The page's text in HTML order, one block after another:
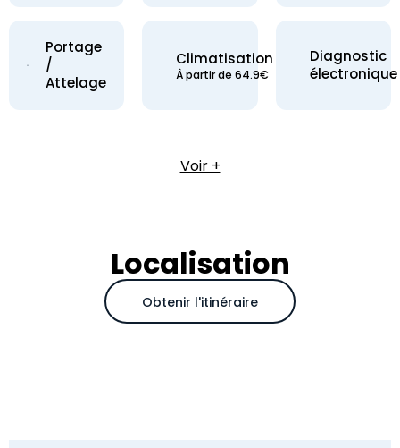
Portage
/
Attelage
Climatisation
À partir de 64.9€
Diagnostic
électronique
Voir +
Localisation
Obtenir l'itinéraire